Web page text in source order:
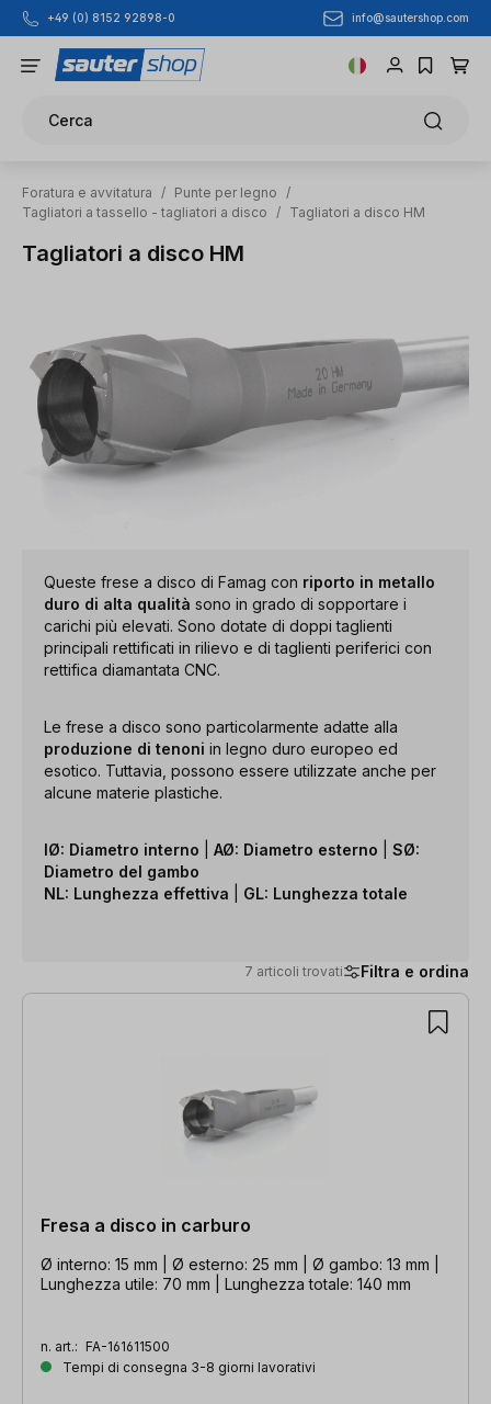
Passa al contenuto principale
+49 (0) 8152 92898-0 info@sautershop.com
Cerca
Foratura e avvitatura / Punte per legno
/
Tagliatori a tassello - tagliatori a disco
/ Tagliatori a disco HM
Tagliatori a disco HM
Queste frese a disco di Famag con riporto in metallo
duro di alta qualità sono in grado di sopportare i
carichi più elevati. Sono dotate di doppi taglienti
principali rettificati in rilievo e di taglienti periferici con
rettifica diamantata CNC.
Le frese a disco sono particolarmente adatte alla
produzione di tenoni in legno duro europeo ed
esotico. Tuttavia, possono essere utilizzate anche per
alcune materie plastiche.
IØ: Diametro interno AØ: Diametro esterno
SØ:
Diametro del gambo
NL: Lunghezza effettiva
GL: Lunghezza totale
7 articoli trovati Filtra e ordina
7 articoli trovati
Fresa a disco in carburo
Ø interno: 15 mm | Ø esterno: 25 mm | Ø gambo: 13 mm |
Lunghezza utile: 70 mm | Lunghezza totale: 140 mm
n. art.: FA-161611500
Tempi di consegna 3-8 giorni lavorativi